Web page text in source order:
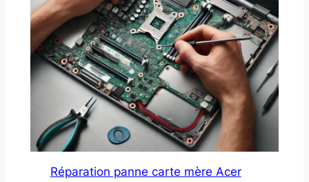
Réparation panne carte mère Acer